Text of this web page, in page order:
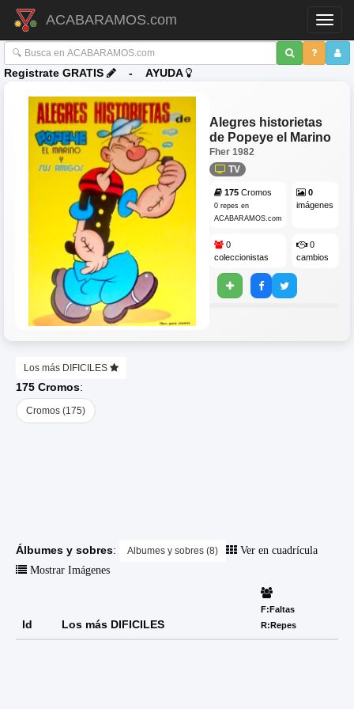
ACABARAMOS.com
Registrate GRATIS - AYUDA
Alegres historietas
de Popeye el Marino
Fher 1982
TV
175Cromos
0 repes en
ACABARAMOS.com
0
imágenes
0
coleccionistas
0
cambios
Los más DIFICILES
175 Cromos:
Cromos (175)
Álbumes y sobres: Albumes y sobres (8)
Ver en cuadrícula
Mostrar Imágenes
Id Los más DIFICILES
F:Faltas
R:Repes